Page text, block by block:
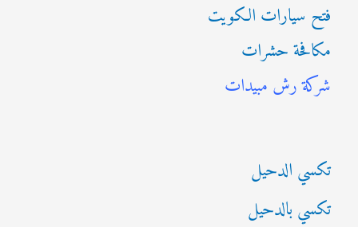
ح
ث
ع
:
فتح سيارات الكويت
مكافحة حشرات
شركة رش مبيدات
تكسي الدحيل
تكسي بالدحيل